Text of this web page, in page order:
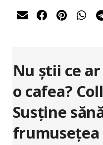
Nu știi ce
o cafea?
Susține